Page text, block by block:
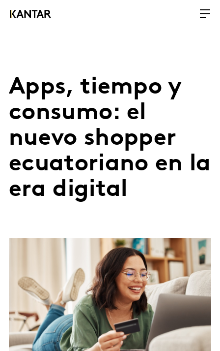
Apps, tiempo y
consumo: el
nuevo shopper
ecuatoriano en la
era digital